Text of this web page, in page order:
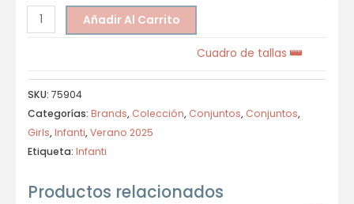
Añadir Al Carrito
Cuadro de tallas
SKU: 75904
Categorías: Brands, Colección, Conjuntos, Conjuntos,
Girls,Infanti,Verano 2025
Etiqueta: Infanti
Productos relacionados